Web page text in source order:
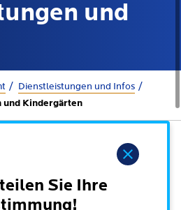
und
Dienstleistungen und Infos
und Kindergärten
Sie Ihre
Lebenslagen